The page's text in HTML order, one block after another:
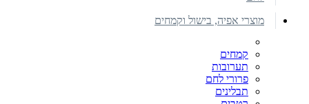
מוצרי אפיה, בישול וקמחים
קמחים
תערובות
פרורי לחם
תבלינים